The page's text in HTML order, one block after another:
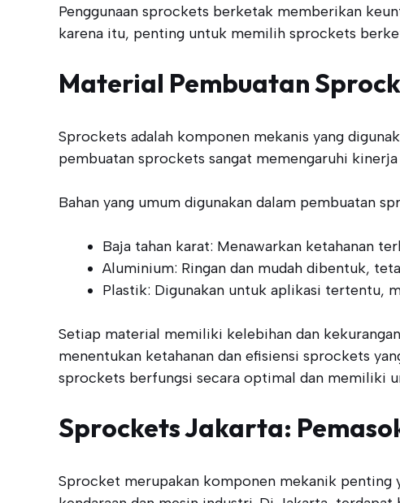
Penggunaan sprockets berketak memberikan
karena itu, penting untuk memilih sprockets
Material Pembuatan
Sprockets adalah komponen mekanis yang
pembuatan sprockets sangat memengaruhi
Bahan yang umum digunakan dalam pembuatan
Baja tahan karat: Menawarkan ketahanan
Aluminium: Ringan dan mudah dibentuk,
Plastik: Digunakan untuk aplikasi tertentu,
Setiap material memiliki kelebihan dan
menentukan ketahanan dan efisiensi sprockets
sprockets berfungsi secara optimal dan memiliki
Sprockets Jakarta:
Sprocket merupakan komponen mekanik penting